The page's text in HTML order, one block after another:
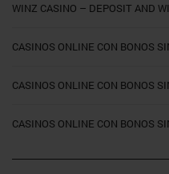
WINZ CASINO – DEPOSIT AND
CASINOS ONLINE CON BONOS
CASINOS ONLINE CON BONOS
CASINOS ONLINE CON BONOS